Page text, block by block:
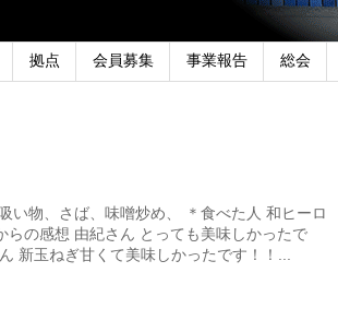
拠点 会員募集 事業報告 総会
い物、さば、味噌炒め、 ＊食べた人 和ヒーロ
の感想 由紀さん とっても美味しかったで
新玉ねぎ甘くて美味しかったです！！...